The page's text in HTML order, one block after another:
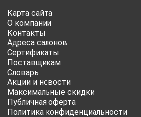
Карта сайта
О компании
Контакты
Адреса салонов
Сертификаты
Поставщикам
Словарь
Акции и новости
Максимальные скидки
Публичная оферта
Политика конфиденциальности